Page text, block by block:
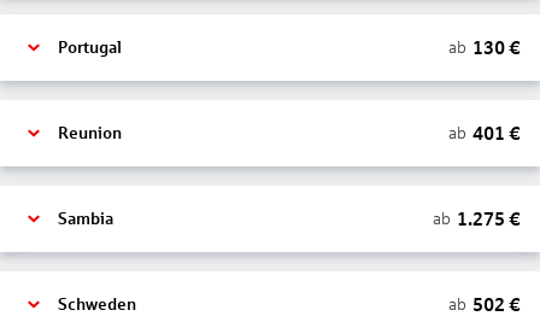
Portugal ab 130€
Reunion ab 401 €
Sambia ab 1.275 €
Schweden ab 502 €